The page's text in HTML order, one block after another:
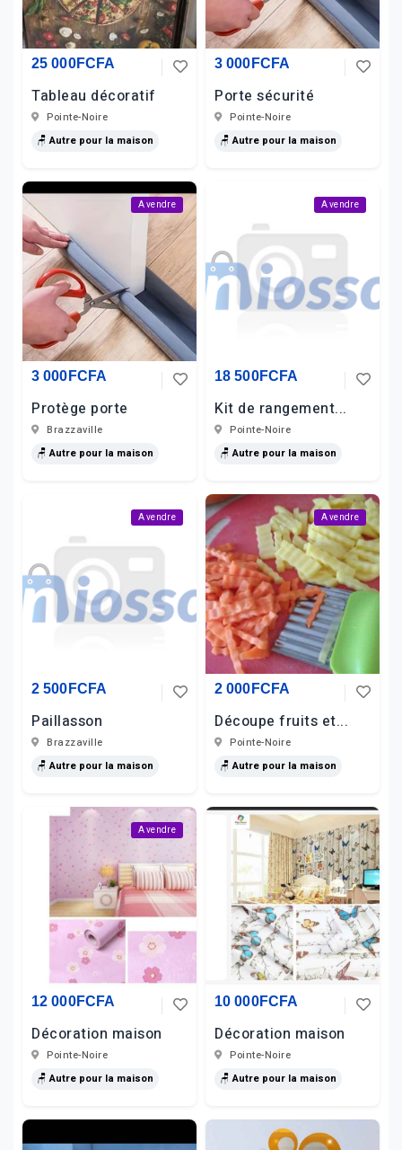
25 000FCFA
Tableau décoratif
Pointe-Noire
🪑 Autre pour la maison
3 000FCFA
Porte sécurité
Pointe-Noire
🪑 Autre pour la maison
A vendre
3 000FCFA
Protège porte
Brazzaville
🪑 Autre pour la maison
A vendre
18 500FCFA
Kit de rangement...
Pointe-Noire
🪑 Autre pour la maison
A vendre
2 500FCFA
Paillasson
Brazzaville
🪑 Autre pour la maison
A vendre
2 000FCFA
Découpe fruits et...
Pointe-Noire
🪑 Autre pour la maison
A vendre
12 000FCFA
Décoration maison
Pointe-Noire
🪑 Autre pour la maison
10 000FCFA
Décoration maison
Pointe-Noire
🪑 Autre pour la maison